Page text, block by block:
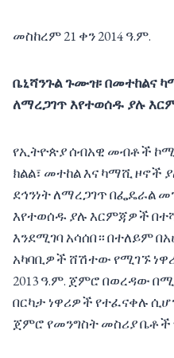
መስከረም 21 ቀን 2014 ዓ.ም.
ቤኒሻንጉል ጉሙዝ፡ በመተከልና
ለማረጋገጥ እየተወሰዱ ያሉ
የኢትዮጵያ ሰብአዊ መብቶች
ክልል፣ መተከል እና ካማሺ ዞኖች
ደኅንነት ለማረጋገጥ በፌዴራል
እየተወሰዱ ያሉ እርምጃዎች
እንደሚገባ አሳሰበ። በተለይም
አካባቢዎች ሸሽተው የሚገኙ
2013 ዓ.ም. ጀምሮ በወረዳው
በርካታ ነዋሪዎች የተፈናቀሉ
ጀምሮ የመንግስት መስሪያ ቤቶች